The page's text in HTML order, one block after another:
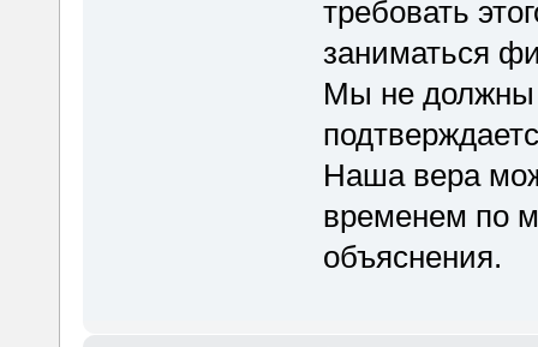
требовать
заниматься
Мы не должны
Наша вера
временем по
объяснения.